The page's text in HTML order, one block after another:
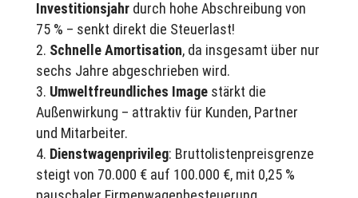
Investitionsjahrdurch hohe Abschreibung von
75 % – senkt direkt die Steuerlast!
Schnelle Amortisation, da insgesamt über nur
sechs Jahre abgeschrieben wird.
Umweltfreundliches Imagestärkt die
Außenwirkung – attraktiv für Kunden, Partner
und Mitarbeiter.
Dienstwagenprivileg: Bruttolistenpreisgrenze
steigt von 70.000 € auf 100.000 €, mit 0,25 %